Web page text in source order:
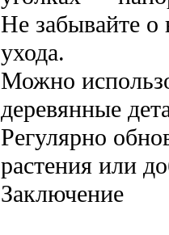
Не забывайте о
ухода.
Можно
деревянные
Регулярно
растения или
Заключение